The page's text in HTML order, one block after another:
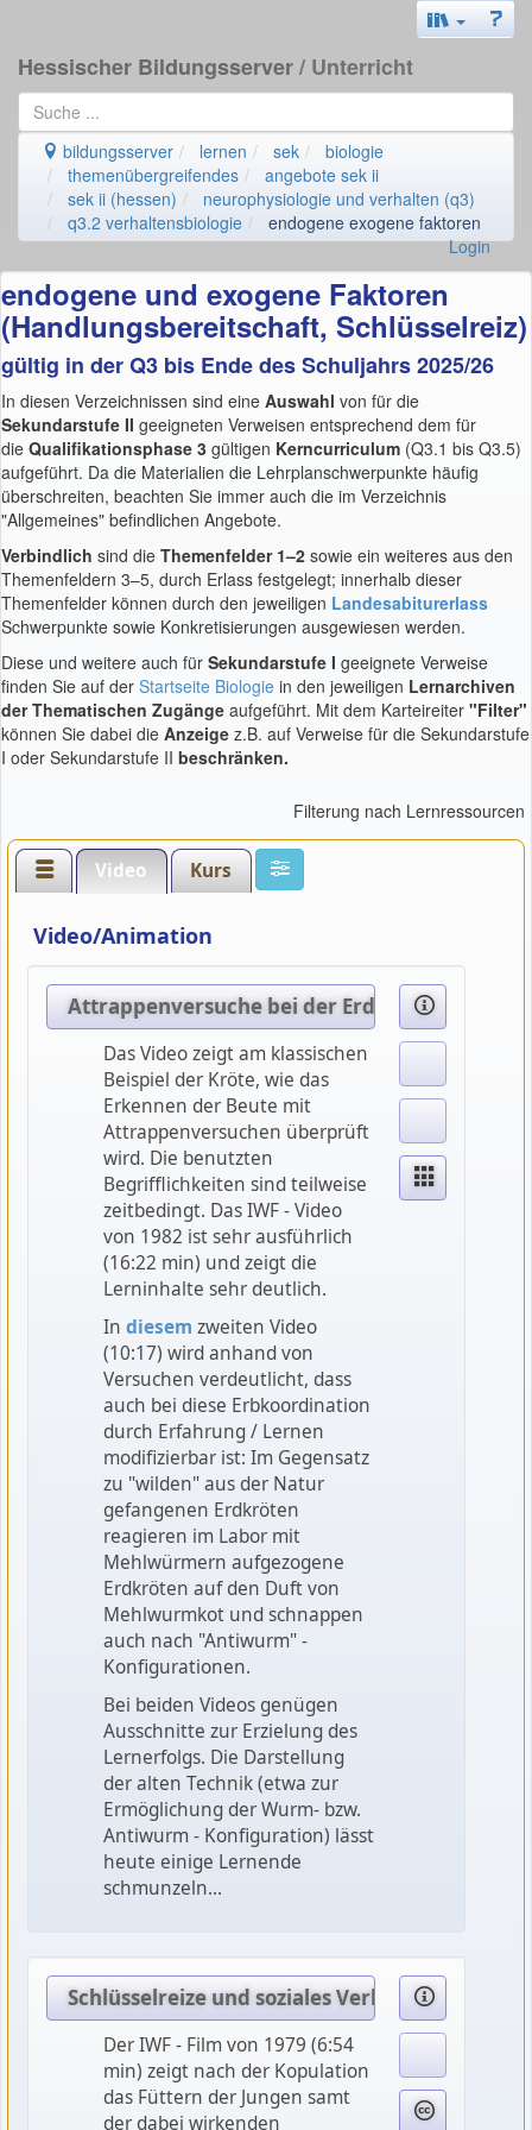
Hessischer Bildungsserver/ Unterricht
bildungsserver lernen sek
biologie
themenübergreifendes
angebote sek ii
sek ii (hessen)
neurophysiologie und verhalten (q3)
q3.2 verhaltensbiologie
endogene exogene faktoren
Login
endogene und exogene Faktoren
(Handlungsbereitschaft, Schlüsselreiz)
gültig in der Q3 bis Ende des Schuljahrs 2025/26
In diesen Verzeichnissen sind eine Auswahl von für die
Sekundarstufe II geeigneten Verweisen entsprechend dem für
die Qualifikationsphase 3 gültigen Kerncurriculum (Q3.1 bis Q3.5)
aufgeführt. Da die Materialien die Lehrplanschwerpunkte häufig
überschreiten, beachten Sie immer auch die im Verzeichnis
"Allgemeines" befindlichen Angebote.
Verbindlich sind die Themenfelder 1–2 sowie ein weiteres aus den
Themenfeldern 3–5, durch Erlass festgelegt; innerhalb dieser
Themenfelder können durch den jeweiligen Landesabiturerlass
Schwerpunkte sowie Konkretisierungen ausgewiesen werden.
Diese und weitere auch für Sekundarstufe I geeignete Verweise
finden Sie auf der Startseite Biologie in den jeweiligen Lernarchiven
der Thematischen Zugänge aufgeführt. Mit dem Karteireiter "Filter"
können Sie dabei die Anzeige z.B. auf Verweise für die Sekundarstufe
I oder Sekundarstufe II beschränken.
Filterung nach Lernressourcen
Video Kurs
Video/Animation
Attrappenversuche bei der Erdkröte
Das Video zeigt am klassischen
Beispiel der Kröte, wie das
Erkennen der Beute mit
Attrappenversuchen überprüft
wird. Die benutzten
Begrifflichkeiten sind teilweise
zeitbedingt. Das IWF - Video
von 1982 ist sehr ausführlich
(16:22 min) und zeigt die
Lerninhalte sehr deutlich.
In diesem zweiten Video
(10:17) wird anhand von
Versuchen verdeutlicht, dass
auch bei diese Erbkoordination
durch Erfahrung / Lernen
modifizierbar ist: Im Gegensatz
zu "wilden" aus der Natur
gefangenen Erdkröten
reagieren im Labor mit
Mehlwürmern aufgezogene
Erdkröten auf den Duft von
Mehlwurmkot und schnappen
auch nach "Antiwurm" -
Konfigurationen.
Bei beiden Videos genügen
Ausschnitte zur Erzielung des
Lernerfolgs. Die Darstellung
der alten Technik (etwa zur
Ermöglichung der Wurm- bzw.
Antiwurm - Konfiguration) lässt
heute einige Lernende
schmunzeln...
Schlüsselreize und soziales Verhalten beim
Der IWF - Film von 1979 (6:54
min) zeigt nach der Kopulation
das Füttern der Jungen samt
der dabei wirkenden